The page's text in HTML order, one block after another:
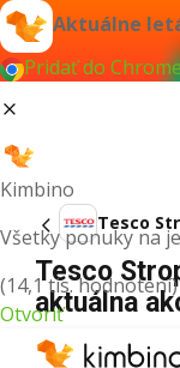
Aktuálne
Pridať do
Kimbino
Všetky ponuky na
(14,1 tis. hodnotení)
Otvoriť
Tesco
Tesco
aktuálna